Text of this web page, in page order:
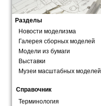
Разделы
Новости моделизма
Галерея сборных моделей
Модели из бумаги
Выставки
Музеи масштабных моделей
Справочник
Терминология